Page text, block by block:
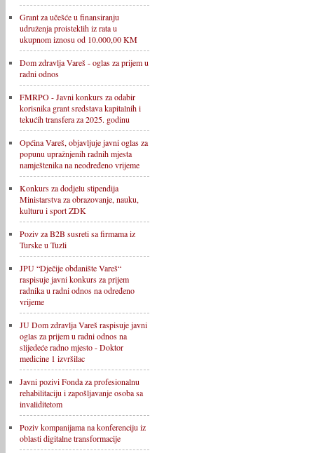
Grant za učešće u finansiranju
udruženja proisteklih iz rata u
ukupnom iznosu od 10.000,00 KM
Dom zdravlja Vareš - oglas za prijem u
radni odnos
FMRPO - Javni konkurs za odabir
korisnika grant sredstava kapitalnih i
tekućih transfera za 2025. godinu
Općina Vareš, objavljuje javni oglas za
popunu upražnjenih radnih mjesta
namještenika na neodređeno vrijeme
Konkurs za dodjelu stipendija
Ministarstva za obrazovanje, nauku,
kulturu i sport ZDK
Poziv za B2B susreti sa firmama iz
Turske u Tuzli
JPU “Dječije obdanište Vareš“
raspisuje javni konkurs za prijem
radnika u radni odnos na određeno
vrijeme
JU Dom zdravlja Vareš raspisuje javni
oglas za prijem u radni odnos na
slijedeće radno mjesto - Doktor
medicine 1 izvršilac
Javni pozivi Fonda za profesionalnu
rehabilitaciju i zapošljavanje osoba sa
invaliditetom
Poziv kompanijama na konferenciju iz
oblasti digitalne transformacije